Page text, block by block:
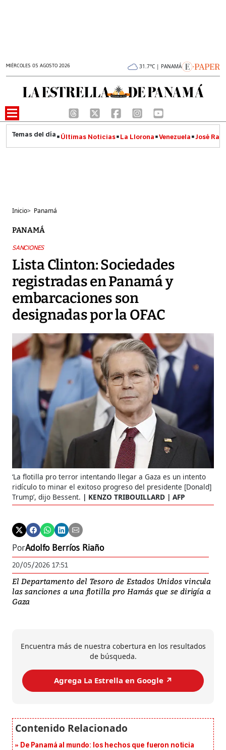
MIÉRCOLES 05 AGOSTO 2026 31.7°C | PANAMÁ
Últimas Noticias La Llorona Venezuela José
Inicio> Panamá
PANAMÁ
SANCIONES
Lista Clinton: Sociedades
registradas en Panamá y
embarcaciones son
designadas por la OFAC
‘La flotilla pro terror intentando llegar a Gaza es un intento
ridículo to minar el exitoso progreso del presidente [Donald]
Trump’, dijo Bessent.
KENZO TRIBOUILLARD | AFP
PorAdolfo Berríos Riaño
20/05/2026 17:51
El Departamento del Tesoro de Estados Unidos vincula
las sanciones a una flotilla pro Hamás que se dirigía a
Gaza
Encuentra más de nuestra cobertura en los resultados
de búsqueda.
Agrega La Estrella en Google ↗️
De Panamá al mundo: los hechos que fueron noticia